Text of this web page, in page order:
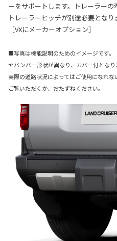
ーをサポートします。トレーラー
トレーラーヒッチが別途必要となり
［VXにメーカーオプション］
■写真は機能説明のためのイメージです
ヤバンパー形状が異なり、カバー付とな
実際の道路状況によってはご使用になれ
ご覧いただくか、おたずねください。